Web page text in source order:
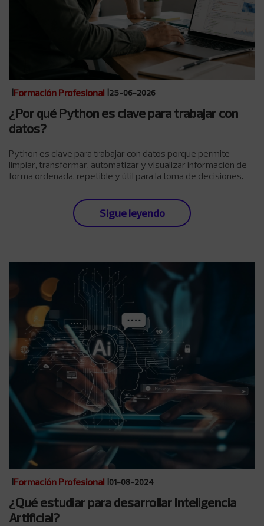
|Formación Profesional |25-06-2026
¿Por qué Python es clave para trabajar con
datos?
Python es clave para trabajar con datos porque permite
limpiar, transformar, automatizar y visualizar información de
forma ordenada, repetible y útil para la toma de decisiones.
Sigue leyendo
|Formación Profesional |01-08-2024
¿Qué estudiar para desarrollar Inteligencia
Artificial?